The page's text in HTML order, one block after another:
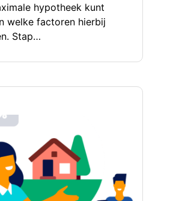
hypotheek kunt
welke factoren hierbij
Stap…